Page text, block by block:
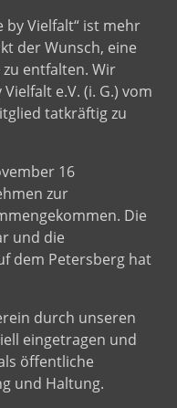
by Vielfalt“ ist mehr
der Wunsch, eine
entfalten. Wir
e.V. (i. G.) vom
tatkräftig zu
16
zur
Die
und die
dem Petersberg hat
durch unseren
eingetragen und
öffentliche
und Haltung.